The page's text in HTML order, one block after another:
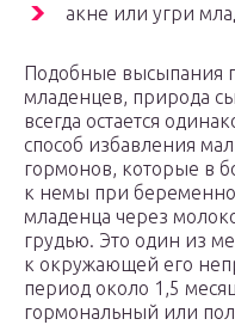
акне или угри
Подобные высыпания
младенцев, природа
всегда остается
способ избавления
гормонов, которые в
к немы при
младенца через
грудью. Это один из
к окружающей его
период около 1,5
гормональный или